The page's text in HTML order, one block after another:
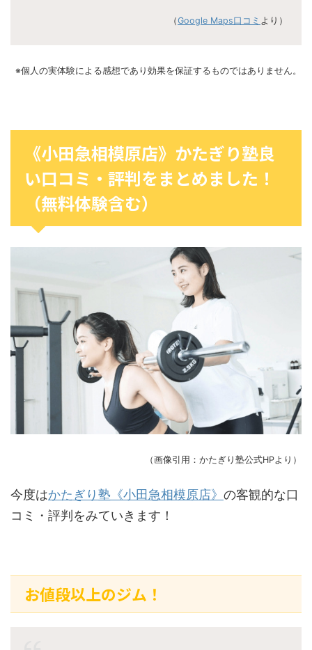
（Google Maps口コミ より）
※個人の実体験による感想であり効果を保証するものではありません。
《小田急相模原店》かたぎり塾良
い口コミ・評判をまとめました！
（無料体験含む）
（画像引用：かたぎり塾公式HPより）
今度はかたぎり塾《小田急相模原店》 の客観的な口
コミ・評判をみていきます！
お値段以上のジム！